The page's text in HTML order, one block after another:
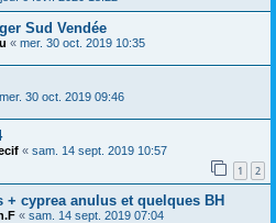
Sud Vendée
« mer. 30 oct. 2019 10:35
mer. 30 oct. 2019 09:46
« sam. 14 sept. 2019 10:57
1 2
+ cyprea anulus et quelques BH
« sam. 14 sept. 2019 07:04